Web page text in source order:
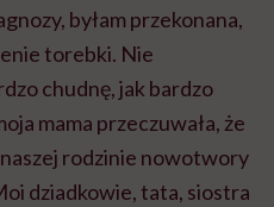
byłam przekonana,
torebki. Nie
chudnę, jak bardzo
mama przeczuwała, że
rodzinie nowotwory
dziadkowie, tata, siostra